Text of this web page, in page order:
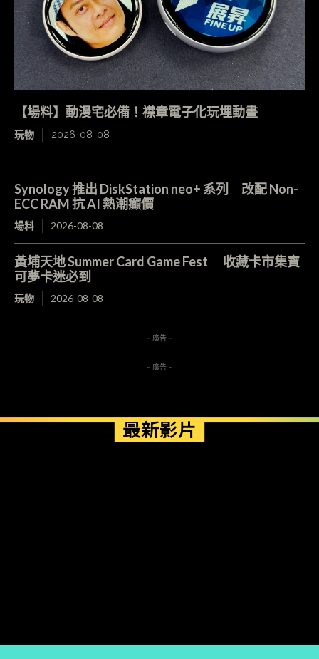
【場料】動漫宅必備！襟章電子化玩埋動畫
玩物 2026-08-08
Synology 推出 DiskStation neo+ 系列 改配 Non-
ECC RAM 抗 AI 熱潮癲價
場料 2026-08-08
黃埔天地 Summer Card Game Fest 收藏卡市集寶
可夢卡迷必到
玩物 2026-08-08
- 廣告 -
- 廣告 -
最新影片